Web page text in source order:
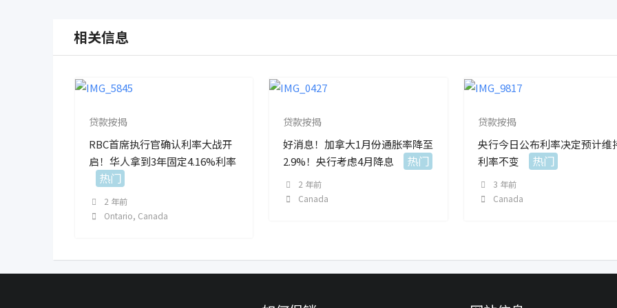
相关信息
贷款按揭
RBC首席执行官确认利率大战开
启！华人拿到3年固定4.16%利率
热门
2 年前
Ontario, Canada
贷款按揭
好消息！加拿大1月份通胀率降至
2.9%！央行考虑4月降息
热门
2 年前
Canada
贷款按揭
央行今日公布利率决定预计维
利率不变
热门
3 年前
Canada